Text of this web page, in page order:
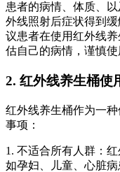
患者的病情、体质、
外线照射后症状得到
议患者在使用红外线
估自己的病情，谨慎使
2. 红外线养生桶使
红外线养生桶作为一
事项：
1. 不适合所有人群：
如孕妇、儿童、心脏